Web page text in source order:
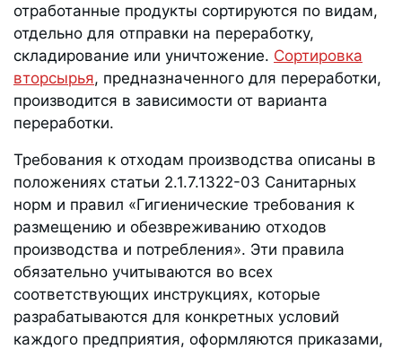
отработанные продукты сортируются по видам,
отдельно для отправки на переработку,
складирование или уничтожение. Сортировка
вторсырья, предназначенного для переработки,
производится в зависимости от варианта
переработки.
Требования к отходам производства описаны в
положениях статьи 2.1.7.1322-03 Санитарных
норм и правил «Гигиенические требования к
размещению и обезвреживанию отходов
производства и потребления». Эти правила
обязательно учитываются во всех
соответствующих инструкциях, которые
разрабатываются для конкретных условий
каждого предприятия, оформляются приказами,